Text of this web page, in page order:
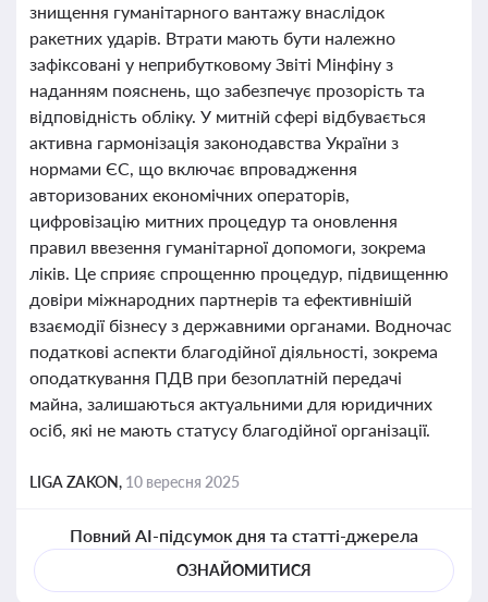
знищення гуманітарного вантажу внаслідок
ракетних ударів. Втрати мають бути належно
зафіксовані у неприбутковому Звіті Мінфіну з
наданням пояснень, що забезпечує прозорість та
відповідність обліку. У митній сфері відбувається
активна гармонізація законодавства України з
нормами ЄС, що включає впровадження
авторизованих економічних операторів,
цифровізацію митних процедур та оновлення
правил ввезення гуманітарної допомоги, зокрема
ліків. Це сприяє спрощенню процедур, підвищенню
довіри міжнародних партнерів та ефективнішій
взаємодії бізнесу з державними органами. Водночас
податкові аспекти благодійної діяльності, зокрема
оподаткування ПДВ при безоплатній передачі
майна, залишаються актуальними для юридичних
осіб, які не мають статусу благодійної організації.
LIGA ZAKON, 10 вересня 2025
Повний AI-підсумок дня та статті-джерела
ОЗНАЙОМИТИСЯ